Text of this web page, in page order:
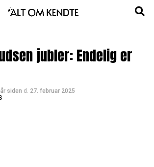
jubler: Endelig er
siden d. 27. februar 2025